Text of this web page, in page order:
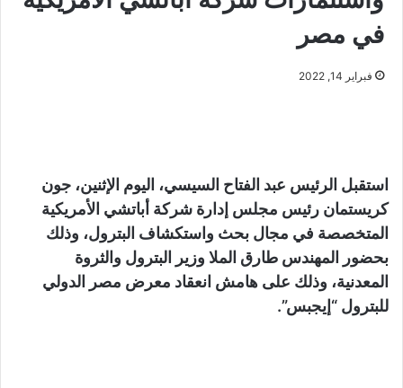
في مصر
فبراير 14, 2022
استقبل الرئيس عبد الفتاح السيسي، اليوم الإثنين، جون
كريستمان رئيس مجلس إدارة شركة أباتشي الأمريكية
المتخصصة في مجال بحث واستكشاف البترول، وذلك
بحضور المهندس طارق الملا وزير البترول والثروة
المعدنية، وذلك على هامش انعقاد معرض مصر الدولي
للبترول “إيجبس”.